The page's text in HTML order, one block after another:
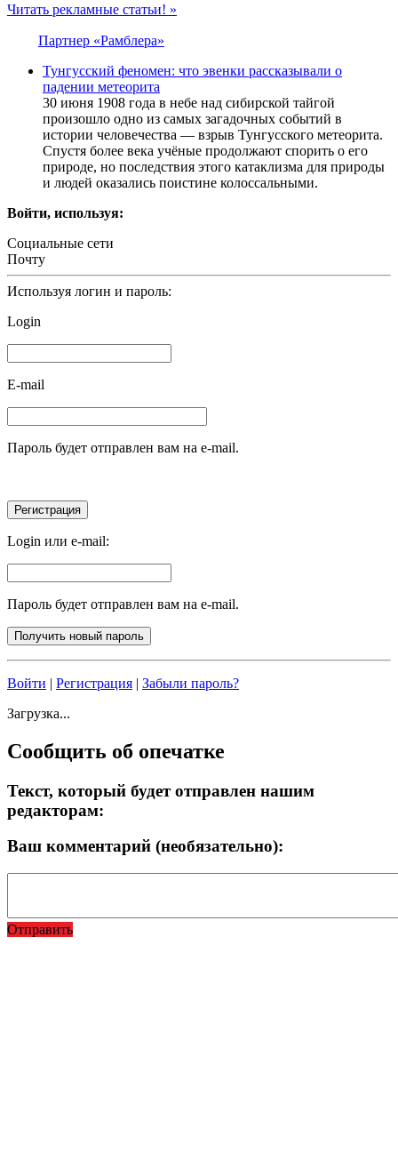
Читать рекламные статьи! »
Партнер «Рамблера»
Тунгусский феномен: что эвенки рассказывали о
падении метеорита
30 июня 1908 года в небе над сибирской тайгой
произошло одно из самых загадочных событий в
истории человечества — взрыв Тунгусского метеорита.
Спустя более века учёные продолжают спорить о его
природе, но последствия этого катаклизма для природы
и людей оказались поистине колоссальными.
Войти, используя:
Социальные сети
Почту
Используя логин и пароль:
Login
E-mail
Пароль будет отправлен вам на e-mail.
Login или e-mail:
Пароль будет отправлен вам на e-mail.
Войти | Регистрация | Забыли пароль?
Загрузка...
Сообщить об опечатке
Текст, который будет отправлен нашим
редакторам:
Ваш комментарий (необязательно):
Отправить